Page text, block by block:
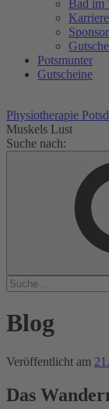
Bad im
Karriere
Potsmunter
Gutscheine
Physiotherapie
Muskels Lust
Suche nach:
Blog
Veröffentlicht am
Das